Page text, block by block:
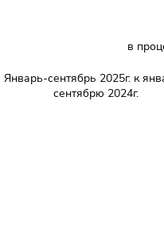
в
Январь-сентябрь 2025г. к
сентябрю 2024г.